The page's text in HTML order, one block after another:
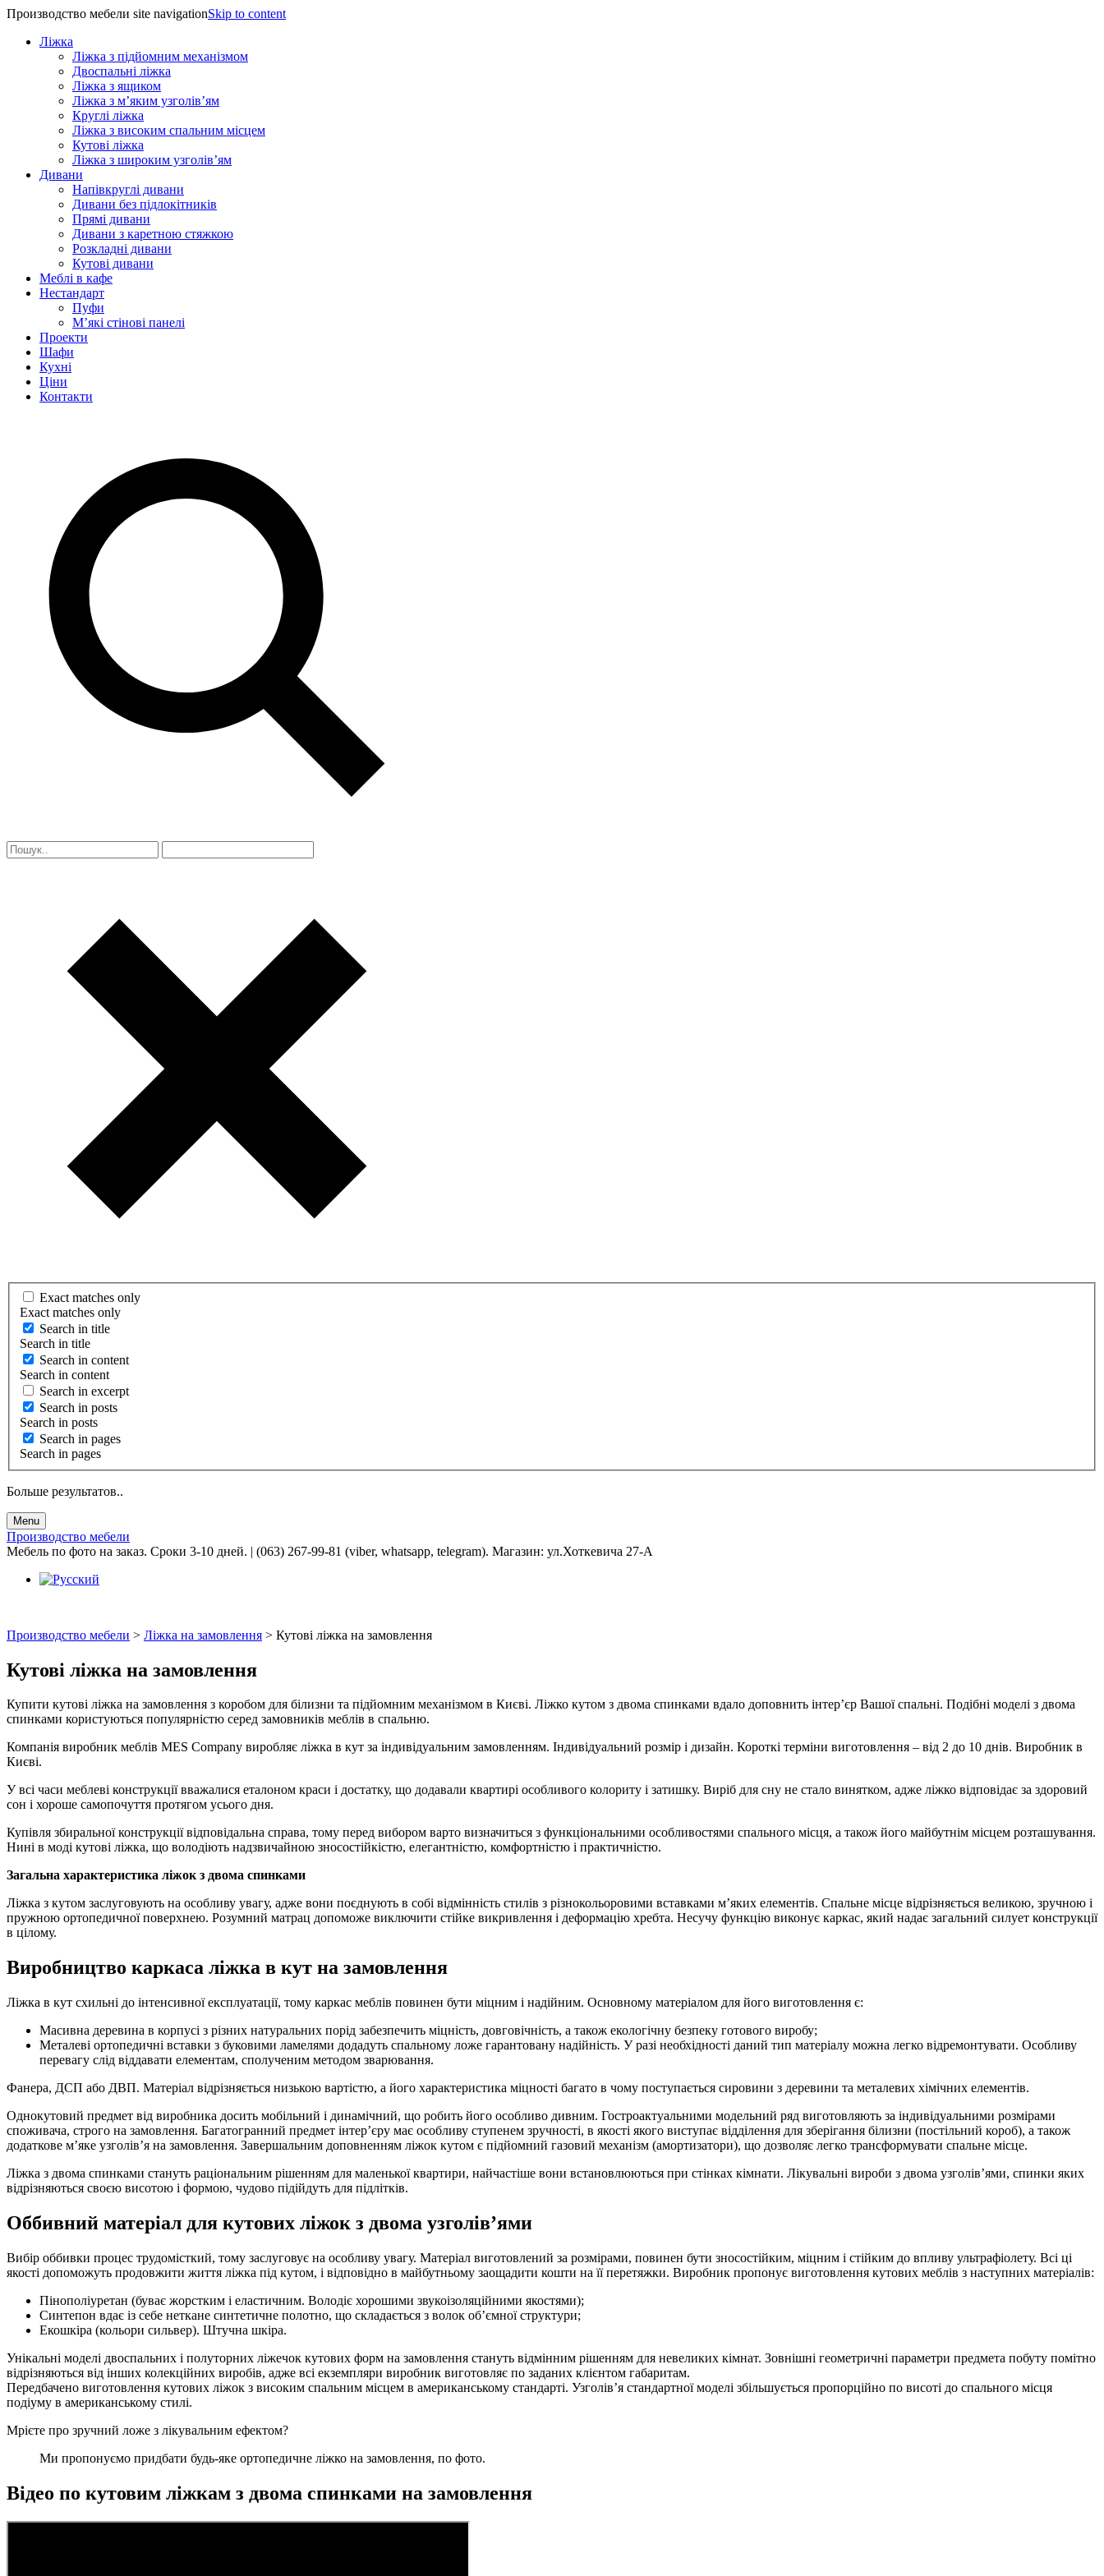
Производство мебели site navigationSkip to content
Ліжка
Ліжка з підйомним механізмом
Двоспальні ліжка
Ліжка з ящиком
Ліжка з м’яким узголів’ям
Круглі ліжка
Ліжка з високим спальним місцем
Кутові ліжка
Ліжка з широким узголів’ям
Дивани
Напівкруглі дивани
Дивани без підлокітників
Прямі дивани
Дивани з каретною стяжкою
Розкладні дивани
Кутові дивани
Меблі в кафе
Нестандарт
Пуфи
М’які стінові панелі
Проекти
Шафи
Кухні
Ціни
Контакти
Exact matches only
Exact matches only
Search in title
Search in title
Search in content
Search in content
Search in excerpt
Search in posts
Search in posts
Search in pages
Search in pages
Больше результатов..
Menu
Производство мебели
Мебель по фото на заказ. Сроки 3-10 дней. | (063) 267-99-81 (viber, whatsapp, telegram). Магазин: ул.Хоткевича 27-А
Производство мебели > Ліжка на замовлення > Кутові ліжка на замовлення
Кутові ліжка на замовлення
Купити кутові ліжка на замовлення з коробом для білизни та підйомним механізмом в Києві. Ліжко кутом з двома спинками вдало доповнить інтер’єр Вашої спальні. Подібні моделі з двома
спинками користуються популярністю серед замовників меблів в спальню.
Компанія виробник меблів MES Company виробляє ліжка в кут за індивідуальним замовленням. Індивідуальний розмір і дизайн. Короткі терміни виготовлення – від 2 до 10 днів. Виробник в
Києві.
У всі часи меблеві конструкції вважалися еталоном краси і достатку, що додавали квартирі особливого колориту і затишку. Виріб для сну не стало винятком, адже ліжко відповідає за здоровий
сон і хороше самопочуття протягом усього дня.
Купівля збиральної конструкції відповідальна справа, тому перед вибором варто визначиться з функціональними особливостями спального місця, а також його майбутнім місцем розташування.
Нині в моді кутові ліжка, що володіють надзвичайною зносостійкістю, елегантністю, комфортністю і практичністю.
Загальна характеристика ліжок з двома спинками
Ліжка з кутом заслуговують на особливу увагу, адже вони поєднують в собі відмінність стилів з різнокольоровими вставками м’яких елементів. Спальне місце відрізняється великою, зручною і
пружною ортопедичної поверхнею. Розумний матрац допоможе виключити стійке викривлення і деформацію хребта. Несучу функцію виконує каркас, який надає загальний силует конструкції
в цілому.
Виробництво каркаса ліжка в кут на замовлення
Ліжка в кут схильні до інтенсивної експлуатації, тому каркас меблів повинен бути міцним і надійним. Основному матеріалом для його виготовлення є:
Масивна деревина в корпусі з різних натуральних порід забезпечить міцність, довговічність, а також екологічну безпеку готового виробу;
Металеві ортопедичні вставки з буковими ламелями додадуть спальному ложе гарантовану надійність. У разі необхідності даний тип матеріалу можна легко відремонтувати. Особливу
перевагу слід віддавати елементам, сполученим методом зварювання.
Фанера, ДСП або ДВП. Матеріал відрізняється низькою вартістю, а його характеристика міцності багато в чому поступається сировини з деревини та металевих хімічних елементів.
Однокутовий предмет від виробника досить мобільний і динамічний, що робить його особливо дивним. Гостроактуальними модельний ряд виготовляють за індивідуальними розмірами
споживача, строго на замовлення. Багатогранний предмет інтер’єру має особливу ступенем зручності, в якості якого виступає відділення для зберігання білизни (постільний короб), а також
додаткове м’яке узголів’я на замовлення. Завершальним доповненням ліжок кутом є підйомний газовий механізм (амортизатори), що дозволяє легко трансформувати спальне місце.
Ліжка з двома спинками стануть раціональним рішенням для маленької квартири, найчастіше вони встановлюються при стінках кімнати. Лікувальні вироби з двома узголів’ями, спинки яких
відрізняються своєю висотою і формою, чудово підійдуть для підлітків.
Оббивний матеріал для кутових ліжок з двома узголів’ями
Вибір оббивки процес трудомісткий, тому заслуговує на особливу увагу. Матеріал виготовлений за розмірами, повинен бути зносостійким, міцним і стійким до впливу ультрафіолету. Всі ці
якості допоможуть продовжити життя ліжка під кутом, і відповідно в майбутньому заощадити кошти на її перетяжки. Виробник пропонує виготовлення кутових меблів з наступних матеріалів:
Пінополіуретан (буває жорстким і еластичним. Володіє хорошими звукоізоляційними якостями);
Синтепон вдає із себе неткане синтетичне полотно, що складається з волок об’ємної структури;
Екошкіра (кольори сильвер). Штучна шкіра.
Унікальні моделі двоспальних і полуторних ліжечок кутових форм на замовлення стануть відмінним рішенням для невеликих кімнат. Зовнішні геометричні параметри предмета побуту помітно
відрізняються від інших колекційних виробів, адже всі екземпляри виробник виготовляє по заданих клієнтом габаритам.
Передбачено виготовлення кутових ліжок з високим спальним місцем в американському стандарті. Узголів’я стандартної моделі збільшується пропорційно по висоті до спального місця
подіуму в американському стилі.
Мрієте про зручний ложе з лікувальним ефектом?
Ми пропонуємо придбати будь-яке ортопедичне ліжко на замовлення, по фото.
Відео по кутовим ліжкам з двома спинками на замовлення